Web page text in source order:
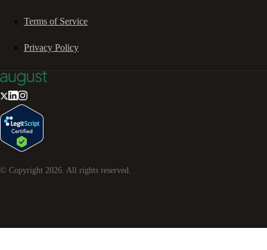
Terms of Service
Privacy Policy
© Copyright 2026 . All rights reserved.